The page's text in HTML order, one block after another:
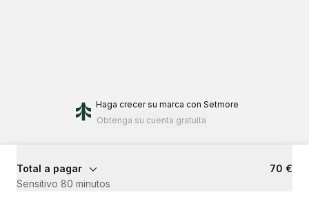
Haga crecer su marca con Setmore
Obtenga su cuenta gratuita
Total a pagar
70 €
Sensitivo 80 minutos